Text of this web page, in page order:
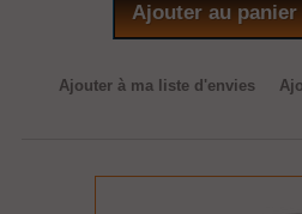
Ajouter au panier
Ajouter à ma liste d'envies